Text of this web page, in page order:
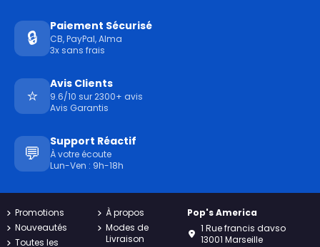
🔒
Paiement Sécurisé
CB, PayPal, Alma
3x sans frais
⭐
Avis Clients
9.6/10 sur 2300+ avis
Avis Garantis
💬
Support Réactif
À votre écoute
Lun-Ven : 9h-18h
Promotions
Nouveautés
Toutes les
À propos
Modes de
Livraison
Pop's America
1 Rue francis davso
13001 Marseille